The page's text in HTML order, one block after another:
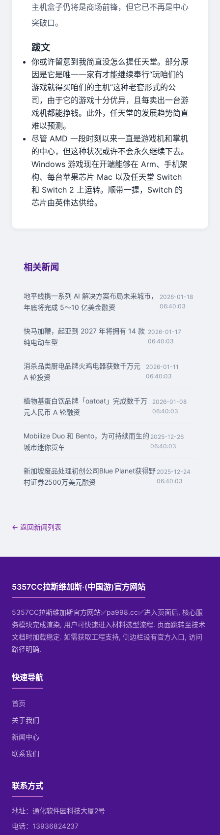
主机盒子仍将是商场前锋，但它已不再是中心
突破口。
跋文
你或许留意到我简直没怎么提任天堂。部分原
因是它是唯一一家有才能继续奉行“玩咱们的
游戏就得买咱们的主机”这种老套形式的公
司，由于它的游戏十分优异，且每卖出一台游
戏机都能挣钱。此外，任天堂的发展趋势简直
难以预测。
尽管 AMD 一段时刻以来一直是游戏机和掌机
的中心，但这种状况或许不会永久继续下去。
Windows 游戏现在开端能够在 Arm、手机架
构、每台苹果芯片 Mac 以及任天堂 Switch
和 Switch 2 上运转。顺带一提，Switch 的
芯片由英伟达供给。
相关新闻
地平线携一系列 AI 解决方案布局未来城市，
年底将完成 5～10 亿美金融资
2026-01-18
06:40:03
快马加鞭，起亚到 2027 年将拥有 14 款
纯电动车型
2026-01-17
06:40:03
消杀品类厨电品牌火鸡电器获数千万元
A 轮投资
2026-01-11
06:40:03
植物基蛋白饮品牌「oatoat」完成数千万
元人民币 A 轮融资
2026-01-08
06:40:03
Mobilize Duo 和 Bento，为可持续而生的
城市迷你货车
2025-12-26
06:40:03
新加坡废品处理初创公司Blue Planet获得野
村证券2500万美元融资
2025-12-24
06:40:03
← 返回新闻列表
5357CC拉斯维加斯·(中国游)官方网站
5357CC拉斯维加斯官方网站✅pa998.cc✅进入页面后, 核心服
务模块完成渲染, 用户可快速进入材料选型流程. 页面跳转至技术
文档时加载稳定. 如需获取工程支持, 侧边栏设有官方入口, 访问
路径明确.
快速导航
首页
关于我们
新闻中心
联系我们
联系方式
地址：通化软件园科技大厦2号
电话：13936824237